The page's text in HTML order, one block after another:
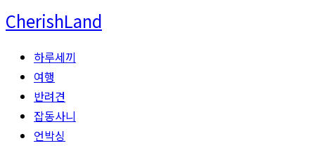
Skip
to
content
CherishLand
하루세끼
여행
반려견
잡동사니
언박싱